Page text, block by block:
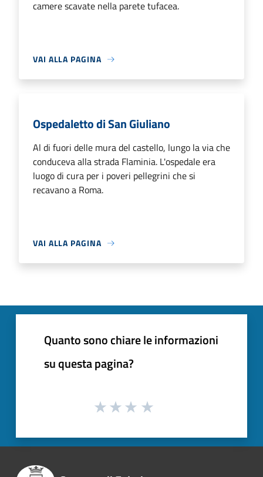
camere scavate nella parete tufacea.
VAI ALLA PAGINA
Ospedaletto di San Giuliano
Al di fuori delle mura del castello, lungo la via che
conduceva alla strada Flaminia. L'ospedale era
luogo di cura per i poveri pellegrini che si
recavano a Roma.
VAI ALLA PAGINA
Quanto sono chiare le informazioni
su questa pagina?